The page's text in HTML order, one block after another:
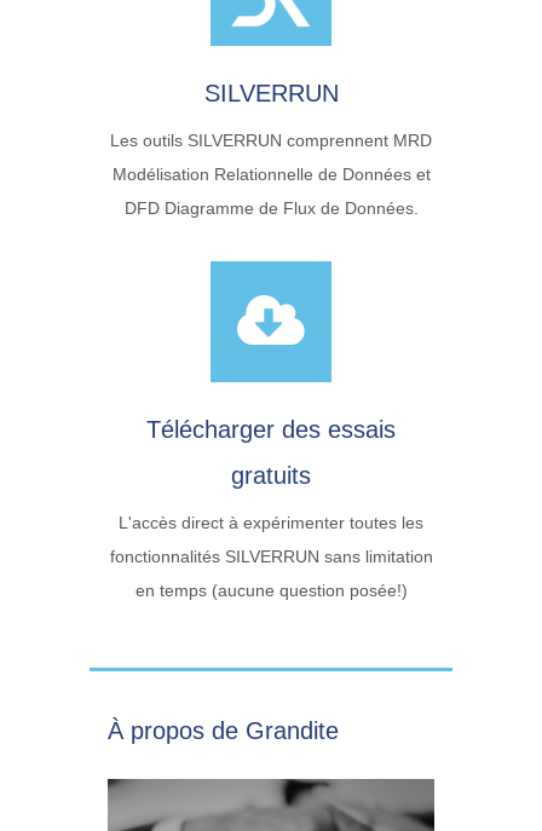
SILVERRUN
Les outils SILVERRUN comprennent MRD
Modélisation Relationnelle de Données et
DFD Diagramme de Flux de Données.
Télécharger des essais
gratuits
L'accès direct à expérimenter toutes les
fonctionnalités SILVERRUN sans limitation
en temps (aucune question posée!)
À propos de Grandite